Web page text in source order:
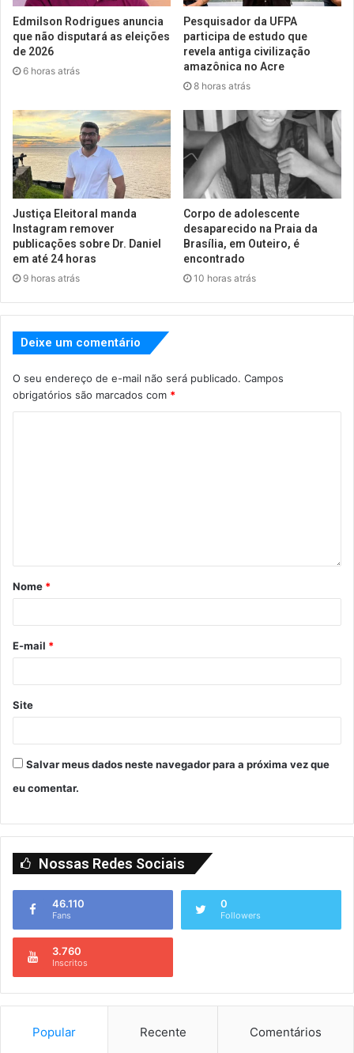
Edmilson Rodrigues anuncia
que não disputará as eleições
de 2026
6 horas atrás
Pesquisador da UFPA
participa de estudo que
revela antiga civilização
amazônica no Acre
8 horas atrás
Justiça Eleitoral manda
Instagram remover
publicações sobre Dr. Daniel
em até 24 horas
9 horas atrás
Corpo de adolescente
desaparecido na Praia da
Brasília, em Outeiro, é
encontrado
10 horas atrás
Deixe um comentário
O seu endereço de e-mail não será publicado. Campos
obrigatórios são marcados com *
Nome *
E-mail *
Site
Salvar meus dados neste navegador para a próxima vez que
eu comentar.
Nossas Redes Sociais
46.110
Fans
0
Followers
3.760
Inscritos
Popular Recente Comentários